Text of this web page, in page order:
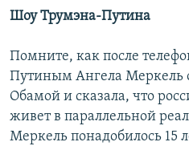
ШоуТрумэна-Путина
Помните, как после
Путиным Ангела Меркель
Обамой и сказала, что
живет в параллельной
Меркель понадобилось 15